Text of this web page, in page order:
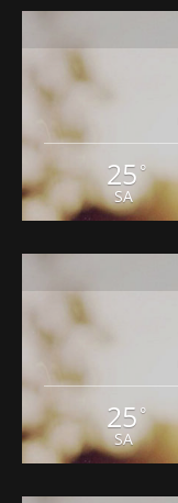
25 °
SA
25 °
SA